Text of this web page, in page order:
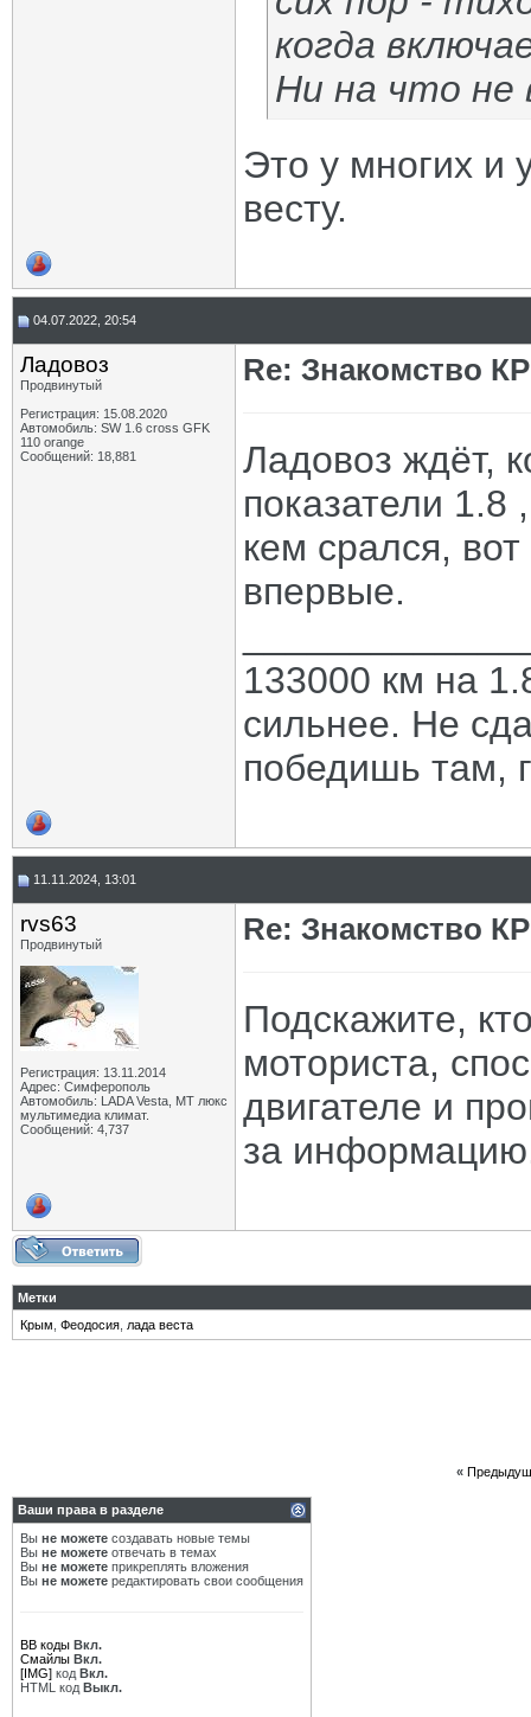
когда
Ни на что не
Это у многих и
весту.
04.07.2022, 20:54
Ладовоз
Продвинутый
Регистрация: 15.08.2020
Автомобиль: SW 1.6 cross GFK
110 orange
Сообщений: 18,881
Re: Знакомство
Ладовоз ждёт,
показатели 1.8
кем срался,
впервые.
133000 км на
сильнее. Не
победишь там,
11.11.2024, 13:01
rvs63
Продвинутый
Регистрация: 13.11.2014
Адрес: Симферополь
Автомобиль: LADA Vesta, МТ люкс
мультимедиа климат.
Сообщений: 4,737
Re: Знакомство
Подскажите,
моториста,
двигателе и
за
Метки
Крым Феодосия лада веста
«
Ваши права в разделе
Вы не можете создавать новые темы
Вы не можете отвечать в темах
Вы не можете прикреплять вложения
Вы не можете редактировать свои сообщения
BB коды Вкл.
Смайлы Вкл.
[IMG] код Вкл.
HTML код Выкл.